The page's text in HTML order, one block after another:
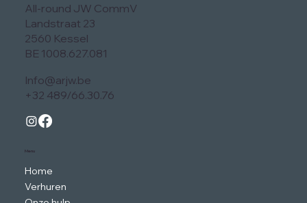
All-round JW CommV
Landstraat 23
2560 Kessel
BE 1008.627.081
Info@arjw.be
+32 489/66.30.76
Menu
Home
Verhuren